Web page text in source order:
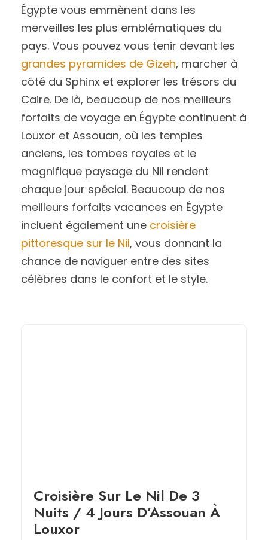
Égypte vous emmènent dans les
merveilles les plus emblématiques du
pays. Vous pouvez vous tenir devant les
grandes pyramides de Gizeh, marcher à
côté du Sphinx et explorer les trésors du
Caire. De là, beaucoup de nos meilleurs
forfaits de voyage en Égypte continuent à
Louxor et Assouan, où les temples
anciens, les tombes royales et le
magnifique paysage du Nil rendent
chaque jour spécial. Beaucoup de nos
meilleurs forfaits vacances en Égypte
incluent également une croisière
pittoresque sur le Nil, vous donnant la
chance de naviguer entre des sites
célèbres dans le confort et le style.
Croisière Sur Le Nil De 3
Nuits / 4 Jours D’Assouan À
Louxor